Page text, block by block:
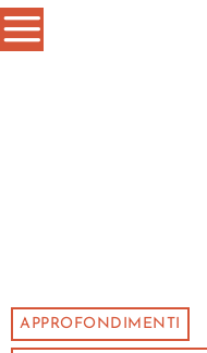
APPROFONDIMENTI